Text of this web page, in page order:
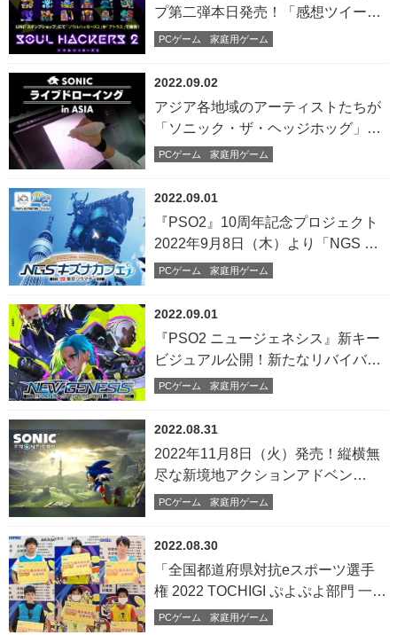
PCゲーム 家庭用ゲーム
プ第二弾本日発売！「感想ツイート
キャンペーン」＆「ゲーム実況動
中！
2022.09.02
PCゲーム 家庭用ゲーム
アジア各地域のアーティストたちが
「ソニック・ザ・ヘッジホッグ」を
描く！“SONIC ライブドローイング
のプレゼントキャンペーンの実施も
2022.09.01
PCゲーム 家庭用ゲーム
『PSO2』10周年記念プロジェクト
2022年9月8日（木）より「NGS キ
ズナカフェ」開催決定！“絆”をテー
ソラマチ（R）に登場！
2022.09.01
PCゲーム 家庭用ゲーム
『PSO2 ニュージェネシス』新キー
ビジュアル公開！新たなリバイバル
ACスクラッチ2種も登場
2022.08.31
PCゲーム 家庭用ゲーム
2022年11月8日（火）発売！縦横無
尽な新境地アクションアドベン
チャー『ソニックフロンティア』最
2022.08.30
PCゲーム 家庭用ゲーム
「全国都道府県対抗eスポーツ選手
権 2022 TOCHIGI ぷよぷよ部門 一般
の部／小学生の部」「北信越ブロッ